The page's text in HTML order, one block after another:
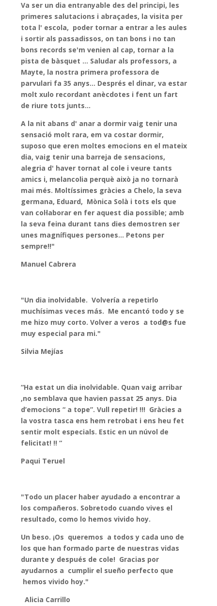
Va ser un dia entranyable des del principi, les
primeres salutacions i abraçades, la visita per
tota l' escola, poder tornar a entrar a les aules
i sortir als passadissos, on tan bons i no tan
bons records se'm venien al cap, tornar a la
pista de bàsquet ... Saludar als professors, a
Mayte, la nostra primera professora de
parvulari fa 35 anys... Després el dinar, va estar
molt xulo recordant anècdotes i fent un fart
de riure tots junts...
A la nit abans d' anar a dormir vaig tenir una
sensació molt rara, em va costar dormir,
suposo que eren moltes emocions en el mateix
dia, vaig tenir una barreja de sensacions,
alegria d' haver tornat al cole i veure tants
amics i, melancolia perquè això ja no tornarà
mai més. Moltíssimes gràcies a Chelo, la seva
germana, Eduard, Mònica Solà i tots els que
van col·laborar en fer aquest dia possible; amb
la seva feina durant tans dies demostren ser
unes magnífiques persones... Petons per
sempre!!"
Manuel Cabrera
"Un dia inolvidable. Volvería a repetirlo
muchísimas veces más. Me encantó todo y se
me hizo muy corto. Volver a veros a tod@s fue
muy especial para mi."
Silvia Mejías
“Ha estat un dia inolvidable. Quan vaig arribar
,no semblava que havien passat 25 anys. Dia
d’emocions “ a tope”. Vull repetir! !!! Gràcies a
la vostra tasca ens hem retrobat i ens heu fet
sentir molt especials. Estic en un núvol de
felicitat! !! “
Paqui Teruel
"Todo un placer haber ayudado a encontrar a
los compañeros. Sobretodo cuando vives el
resultado, como lo hemos vivido hoy.
Un beso. ¡Os queremos a todos y cada uno de
los que han formado parte de nuestras vidas
durante y después de cole! Gracias por
ayudarnos a cumplir el sueño perfecto que
hemos vivido hoy."
Alicia Carrillo